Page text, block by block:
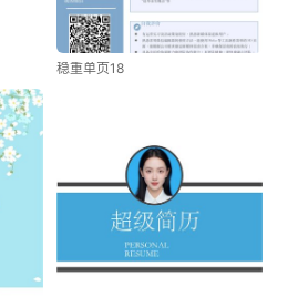
稳重单页18